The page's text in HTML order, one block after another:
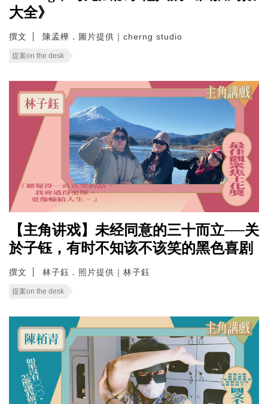
大全》
撰文 陳孟樺．圖片提供｜cherng studio
提案on the desk
【主角讲戏】未经同意的三十而立──关
於子钰，有时不知该不该笑的黑色喜剧
撰文 林子鈺．照片提供｜林子鈺
提案on the desk